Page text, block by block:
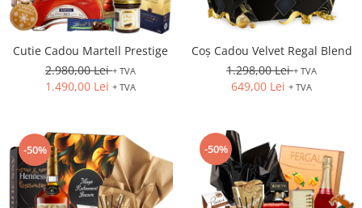
Cutie Cadou Martell Prestige
2.980,00 Lei+ TVA
1.490,00 Lei + TVA
Coș Cadou Velvet Regal Blend
1.298,00 Lei+ TVA
649,00 Lei + TVA
-50% -50%